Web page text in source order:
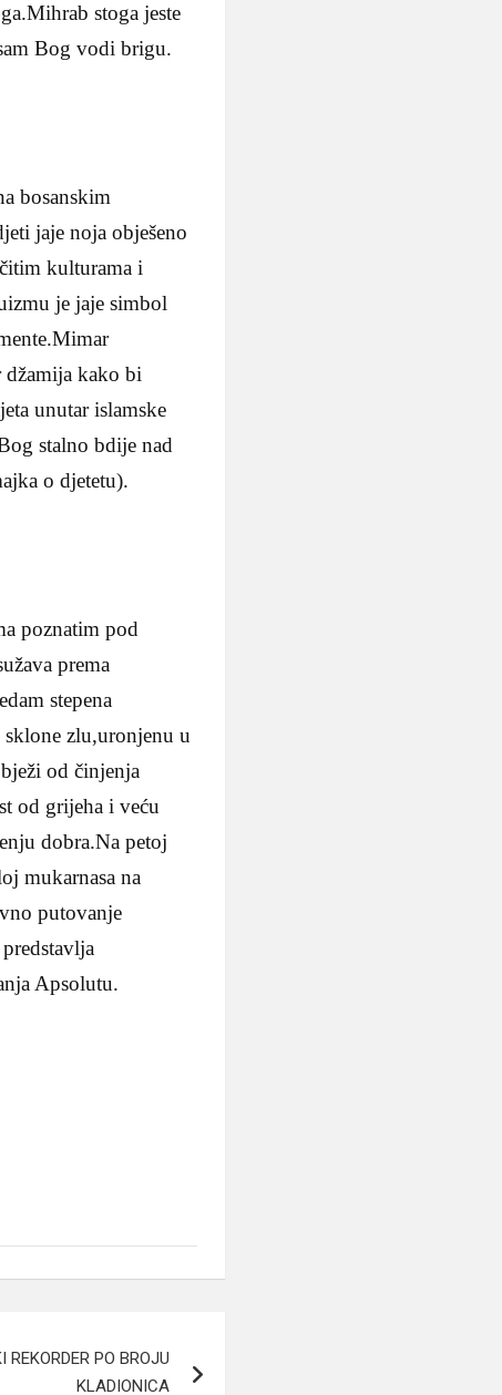
stoga jeste
Bog vodi brigu.
bosanskim
jaje noja obješeno
kulturama i
je jaje simbol
džamija kako bi
unutar islamske
stalno bdije nad
o djetetu).
poznatim pod
prema
stepena
sklone zlu,uronjenu u
od činjenja
od grijeha i veću
dobra.Na petoj
mukarnasa na
putovanje
Apsolutu.
REKORDER PO BROJU
KLADIONICA